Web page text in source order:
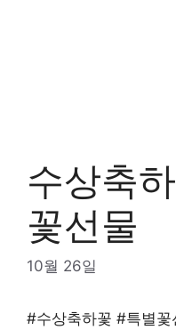
수상축
꽃선물
10월 26일
#수상축하꽃 #특별